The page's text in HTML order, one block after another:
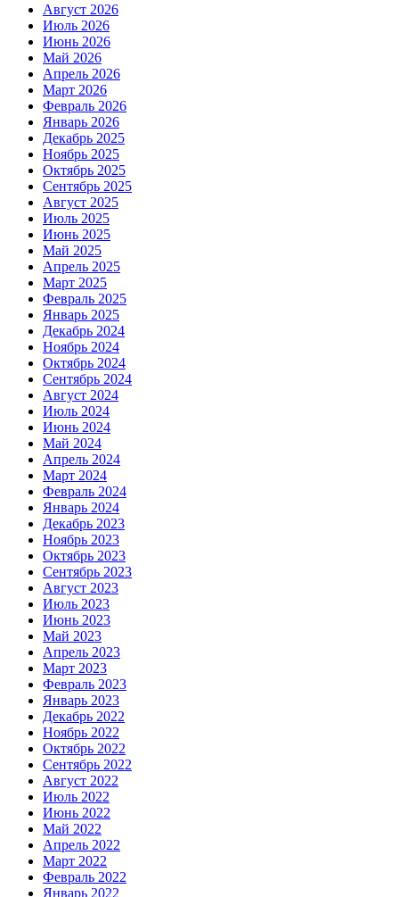
Август 2026
Июль 2026
Июнь 2026
Май 2026
Апрель 2026
Март 2026
Февраль 2026
Январь 2026
Декабрь 2025
Ноябрь 2025
Октябрь 2025
Сентябрь 2025
Август 2025
Июль 2025
Июнь 2025
Май 2025
Апрель 2025
Март 2025
Февраль 2025
Январь 2025
Декабрь 2024
Ноябрь 2024
Октябрь 2024
Сентябрь 2024
Август 2024
Июль 2024
Июнь 2024
Май 2024
Апрель 2024
Март 2024
Февраль 2024
Январь 2024
Декабрь 2023
Ноябрь 2023
Октябрь 2023
Сентябрь 2023
Август 2023
Июль 2023
Июнь 2023
Май 2023
Апрель 2023
Март 2023
Февраль 2023
Январь 2023
Декабрь 2022
Ноябрь 2022
Октябрь 2022
Сентябрь 2022
Август 2022
Июль 2022
Июнь 2022
Май 2022
Апрель 2022
Март 2022
Февраль 2022
Январь 2022